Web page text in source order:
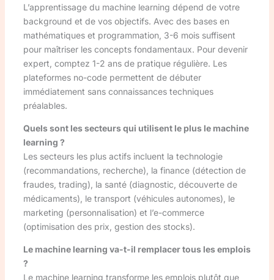
L’apprentissage du machine learning dépend de votre
background et de vos objectifs. Avec des bases en
mathématiques et programmation, 3-6 mois suffisent
pour maîtriser les concepts fondamentaux. Pour devenir
expert, comptez 1-2 ans de pratique régulière. Les
plateformes no-code permettent de débuter
immédiatement sans connaissances techniques
préalables.
Quels sont les secteurs qui utilisent le plus le machine
learning ?
Les secteurs les plus actifs incluent la technologie
(recommandations, recherche), la finance (détection de
fraudes, trading), la santé (diagnostic, découverte de
médicaments), le transport (véhicules autonomes), le
marketing (personnalisation) et l’e-commerce
(optimisation des prix, gestion des stocks).
Le machine learning va-t-il remplacer tous les emplois
?
Le machine learning transforme les emplois plutôt que